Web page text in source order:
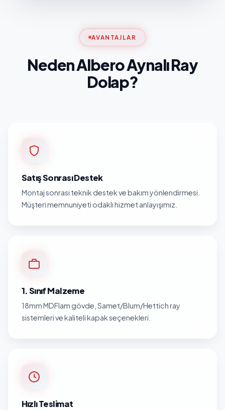
AVANTAJLAR
Neden Albero Aynalı Ray
Dolap?
Satış Sonrası Destek
Montaj sonrası teknik destek ve bakım yönlendirmesi.
Müşteri memnuniyeti odaklı hizmet anlayışımız.
1. Sınıf Malzeme
18mm MDFlam gövde, Samet/Blum/Hettich ray
sistemleri ve kaliteli kapak seçenekleri.
Hızlı Teslimat